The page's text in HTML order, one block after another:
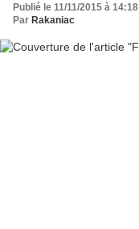
Publié le 11/11/2015 à 14:18
Par Rakaniac